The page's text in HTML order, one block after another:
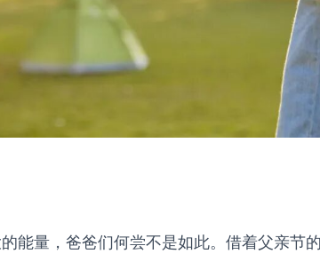
能量，爸爸们何尝不是如此。借着父亲节